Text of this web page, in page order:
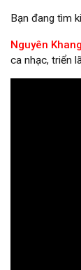
Bạn đang tìm
Nguyên
ca nhạc, triển